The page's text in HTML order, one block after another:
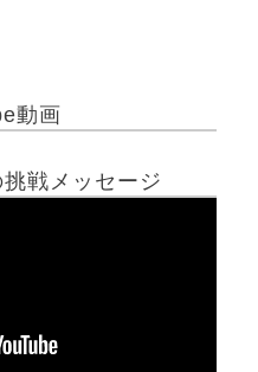
動画
戦メッセージ